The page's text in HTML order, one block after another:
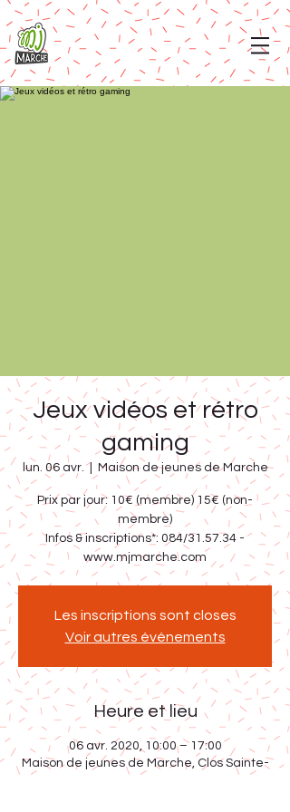
Jeux vidéos et rétro
gaming
lun. 06 avr.
  |
Maison de jeunes de Marche
Prix par jour: 10€ (membre) 15€ (non-
membre)
Infos & inscriptions*: 084/31.57.34 -
www.mjmarche.com
Les inscriptions sont closes
Voir autres événements
Heure et lieu
06 avr. 2020, 10:00 – 17:00
Maison de jeunes de Marche, Clos Sainte-